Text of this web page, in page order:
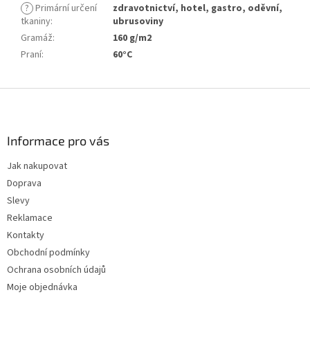
? Primární určení
tkaniny:
zdravotnictví, hotel, gastro, oděvní,
ubrusoviny
Gramáž:
160 g/m2
Praní: 60°C
Informace pro vás
Jak nakupovat
Doprava
Slevy
Reklamace
Kontakty
Obchodní podmínky
Ochrana osobních údajů
Moje objednávka